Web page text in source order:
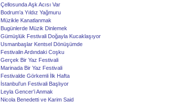
Çellosunda Aşk Acısı Var
Bodrum’a Yıldız Yağmuru
Müzikle Kanatlanmak
Bugünlerde Müzik Dinlemek
Gümüşlük Festivali Doğayla Kucaklaşıyor
Usmanbaşlar Kentsel Dönüşümde
Festivalin Ardındaki Coşku
Gerçek Bir Yaz Festivali
Marinada Bir Yaz Festivali
Festivalde Görkemli İlk Hafta
İstanbul’un Festivali Başlıyor
Leyla Gencer’i Anmak
Nicola Benedetti ve Karim Said